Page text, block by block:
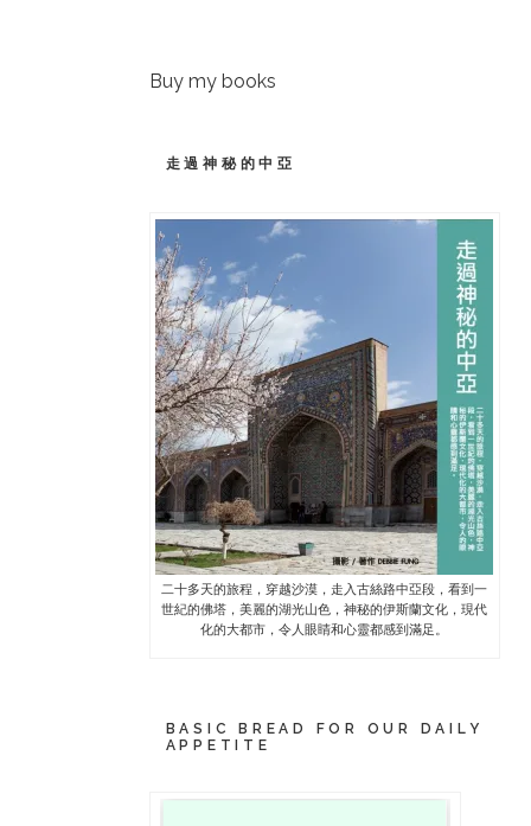
Buy my books
走過神秘的中亞
二十多天的旅程，穿越沙漠，走入古絲路中亞段，看到一
世紀的佛塔，美麗的湖光山色，神秘的伊斯蘭文化，現代
化的大都市，令人眼睛和心靈都感到滿足。
BASIC BREAD FOR OUR DAILY
APPETITE